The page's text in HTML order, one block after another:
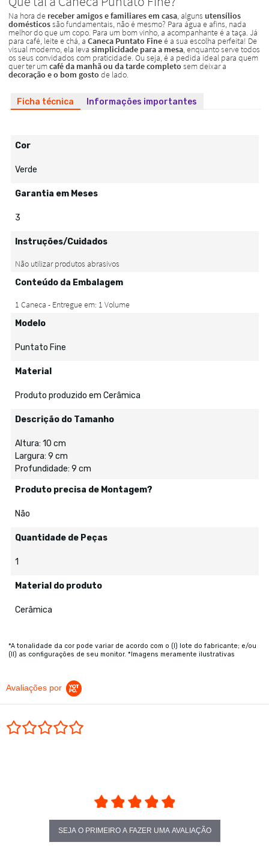
Ficha técnica Informações importantes
Cor
Verde
Garantia em Meses
3
Instruções/Cuidados
Conteúdo da Embalagem
Modelo
Puntato Fine
Material
Produto produzido em Cerâmica
Descrição do Tamanho
Altura: 10 cm
Largura: 9 cm
Profundidade: 9 cm
Produto precisa de Montagem?
Não
Quantidade de Peças
1
Material do produto
Cerâmica
*A tonalidade da cor pode variar de acordo com o (I) lote do fabricante; e/ou
(II) as configurações de seu monitor. *Imagens meramente ilustrativas
Avaliações por
SEJA O PRIMEIRO A FAZER UMA AVALIAÇÃO